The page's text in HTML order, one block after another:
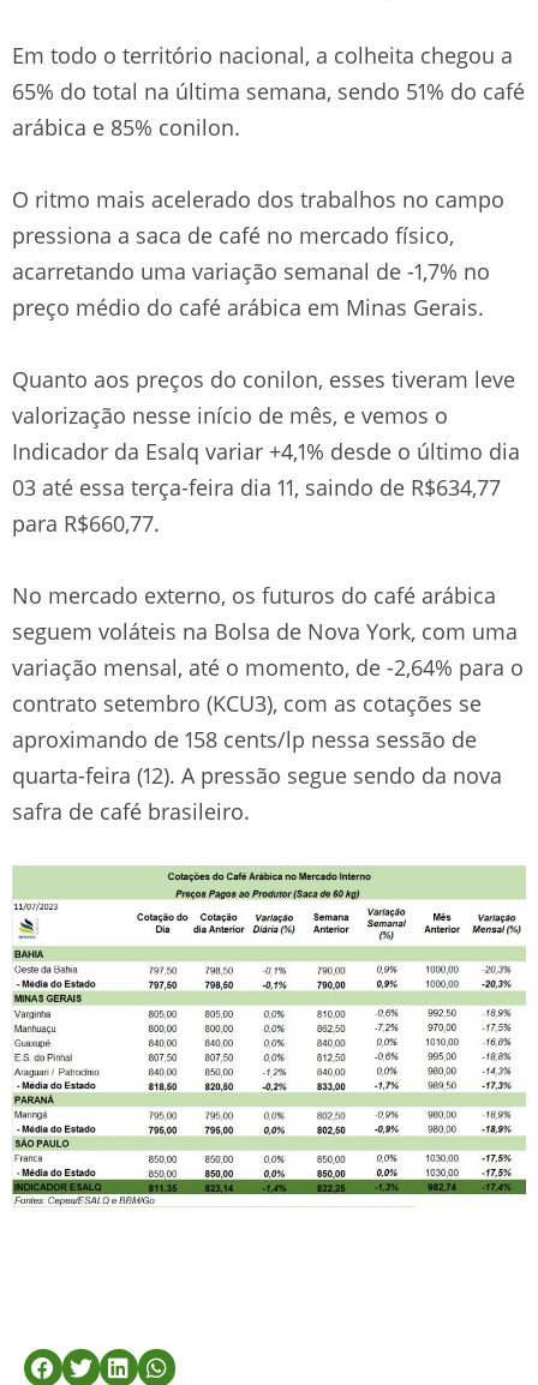
Em todo o território nacional, a colheita chegou a
65% do total na última semana, sendo 51% do café
arábica e 85% conilon.
O ritmo mais acelerado dos trabalhos no campo
pressiona a saca de café no mercado físico,
acarretando uma variação semanal de -1,7% no
preço médio do café arábica em Minas Gerais.
Quanto aos preços do conilon, esses tiveram leve
valorização nesse início de mês, e vemos o
Indicador da Esalq variar +4,1% desde o último dia
03 até essa terça-feira dia 11, saindo de R$634,77
para R$660,77.
No mercado externo, os futuros do café arábica
seguem voláteis na Bolsa de Nova York, com uma
variação mensal, até o momento, de -2,64% para o
contrato setembro (KCU3), com as cotações se
aproximando de 158 cents/lp nessa sessão de
quarta-feira (12). A pressão segue sendo da nova
safra de café brasileiro.